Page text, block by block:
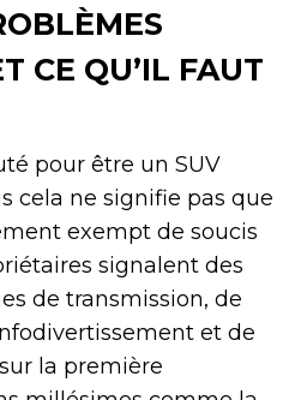
CE QU’IL FAUT
pour être un SUV
cela ne signifie pas que
exempt de soucis
signalent des
de transmission, de
et de
la première